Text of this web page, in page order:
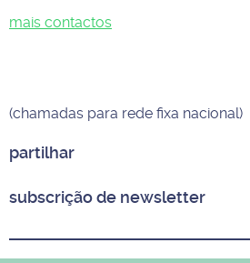
mais contactos
(chamadas para rede fixa nacional)
partilhar
subscrição de newsletter